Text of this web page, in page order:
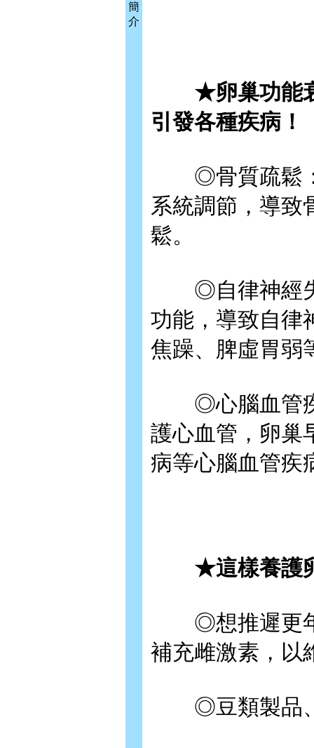
簡
介
★卵巢功能衰
引發各種疾病！
◎骨質疏鬆：
系統調節，導致
鬆。
◎自律神經失
功能，導致自律
焦躁、脾虛胃弱
◎心腦血管疾
護心血管，卵巢
病等心腦血管疾
★這樣養護卵
◎想推遲更年
補充雌激素，以
◎豆類製品、